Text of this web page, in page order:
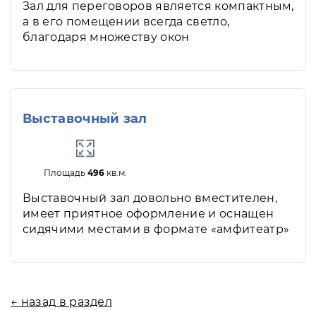
Зал для переговоров является компактным,
а в его помещении всегда светло,
благодаря множеству окон
Выставочный зал
Площадь 496кв.м.
Выставочный зал довольно вместителен,
имеет приятное оформление и оснащен
сидячими местами в формате «амфитеатр»
← назад в раздел